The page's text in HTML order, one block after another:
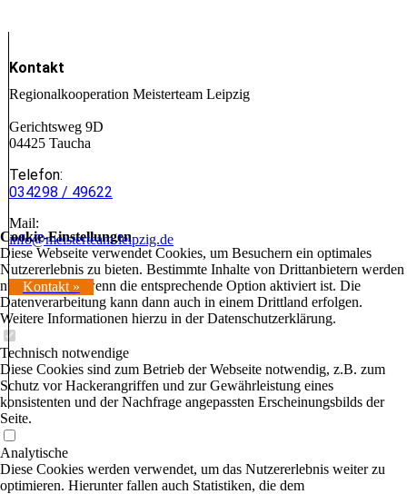
Kontakt
Regionalkooperation Meisterteam Leipzig
Gerichtsweg 9D
04425 Taucha
Telefon:
034298 / 49622
Mail:
info@meisterteam-leipzig.de
Kontakt »
Cookie-Einstellungen
Diese Webseite verwendet Cookies, um Besuchern ein optimales
Nutzererlebnis zu bieten. Bestimmte Inhalte von Drittanbietern werden
nur angezeigt, wenn die entsprechende Option aktiviert ist. Die
Datenverarbeitung kann dann auch in einem Drittland erfolgen.
Weitere Informationen hierzu in der Datenschutzerklärung.
Technisch notwendige
Diese Cookies sind zum Betrieb der Webseite notwendig, z.B. zum
Schutz vor Hackerangriffen und zur Gewährleistung eines
konsistenten und der Nachfrage angepassten Erscheinungsbilds der
Seite.
Analytische
Diese Cookies werden verwendet, um das Nutzererlebnis weiter zu
optimieren. Hierunter fallen auch Statistiken, die dem